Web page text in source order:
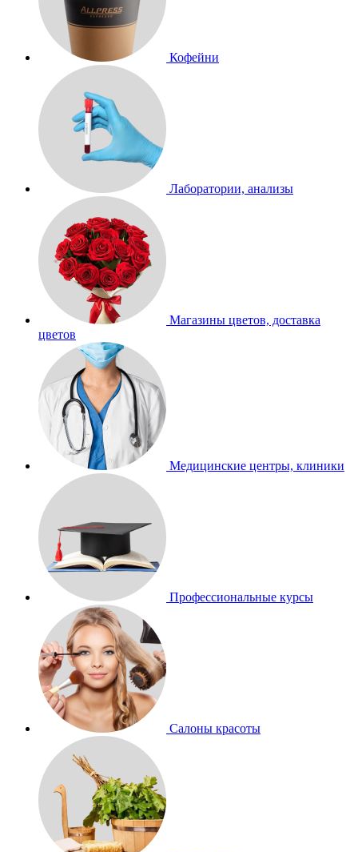
Кофейни
Лаборатории, анализы
Магазины цветов, доставка
цветов
Медицинские центры, клиники
Профессиональные курсы
Салоны красоты